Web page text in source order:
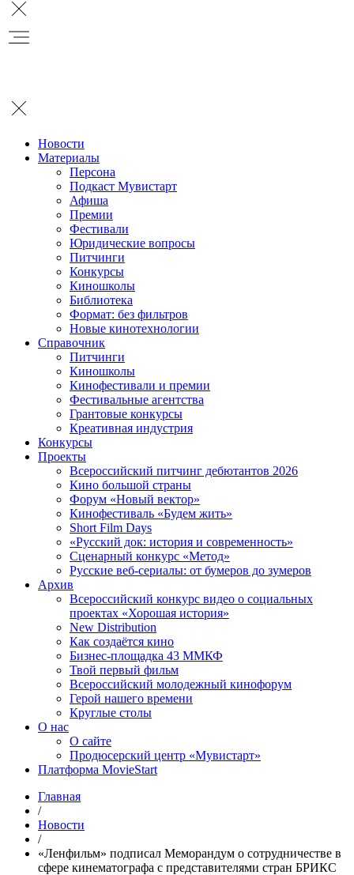
Новости
Материалы
Персона
Подкаст Мувистарт
Афиша
Премии
Фестивали
Юридические вопросы
Питчинги
Конкурсы
Киношколы
Библиотека
Формат: без фильтров
Новые кинотехнологии
Справочник
Питчинги
Киношколы
Кинофестивали и премии
Фестивальные агентства
Грантовые конкурсы
Креативная индустрия
Конкурсы
Проекты
Всероссийский питчинг дебютантов 2026
Кино большой страны
Форум «Новый вектор»
Кинофестиваль «Будем жить»
Short Film Days
«Русский док: история и современность»
Сценарный конкурс «Метод»
Русские веб-сериалы: от бумеров до зумеров
Архив
Всероссийский конкурс видео о социальных
проектах «Хорошая история»
New Distribution
Как создаётся кино
Бизнес-площадка 43 ММКФ
Твой первый фильм
Всероссийский молодежный кинофорум
Герой нашего времени
Круглые столы
О нас
О сайте
Продюсерский центр «Мувистарт»
Платформа MovieStart
Главная
/
Новости
/
«Ленфильм» подписал Меморандум о сотрудничестве в
сфере кинематографа с представителями стран БРИКС